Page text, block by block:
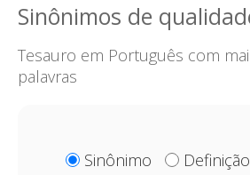
Sinônimos de
Tesauro em Português com
palavras
Sinônimo
Definição